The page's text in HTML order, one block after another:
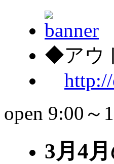
◆アウ
open 9:00～
3月4